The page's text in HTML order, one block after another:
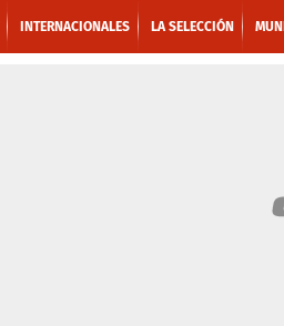
INTERNACIONALES LA SELECCIÓN